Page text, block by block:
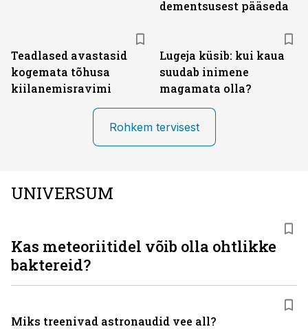
dementsusest pääseda
Teadlased avastasid
kogemata tõhusa
kiilanemisravimi
Lugeja küsib: kui kaua
suudab inimene
magamata olla?
Rohkem tervisest
UNIVERSUM
Kas meteoriitidel võib olla ohtlikke
baktereid?
Miks treenivad astronaudid vee all?